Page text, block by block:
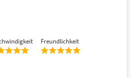
Freundlichkeit